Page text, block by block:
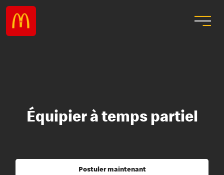
Équipier à temps partiel
Postuler maintenant